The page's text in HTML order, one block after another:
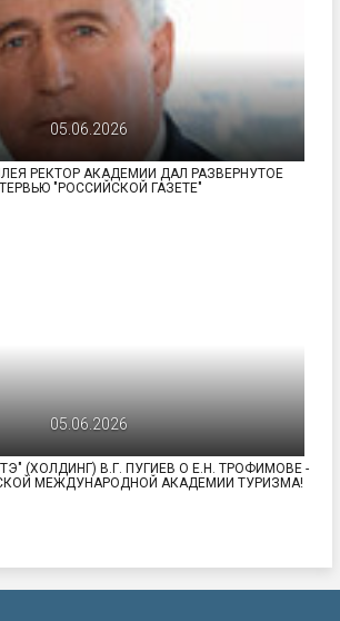
05.06.2026
РЕКТОР АКАДЕМИИ ДАЛ РАЗВЕРНУТОЕ
"РОССИЙСКОЙ ГАЗЕТЕ"
05.06.2026
(ХОЛДИНГ) В.Г. ПУГИЕВ О Е.Н. ТРОФИМОВЕ -
МЕЖДУНАРОДНОЙ АКАДЕМИИ ТУРИЗМА!